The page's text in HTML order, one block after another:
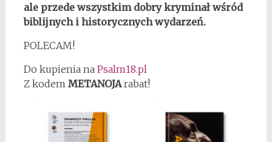
ale przede wszystkim dobry kryminał wśród
biblijnych i historycznych wydarzeń.
POLECAM!
Do kupienia na Psalm18.pl
Z kodem METANOJArabat!